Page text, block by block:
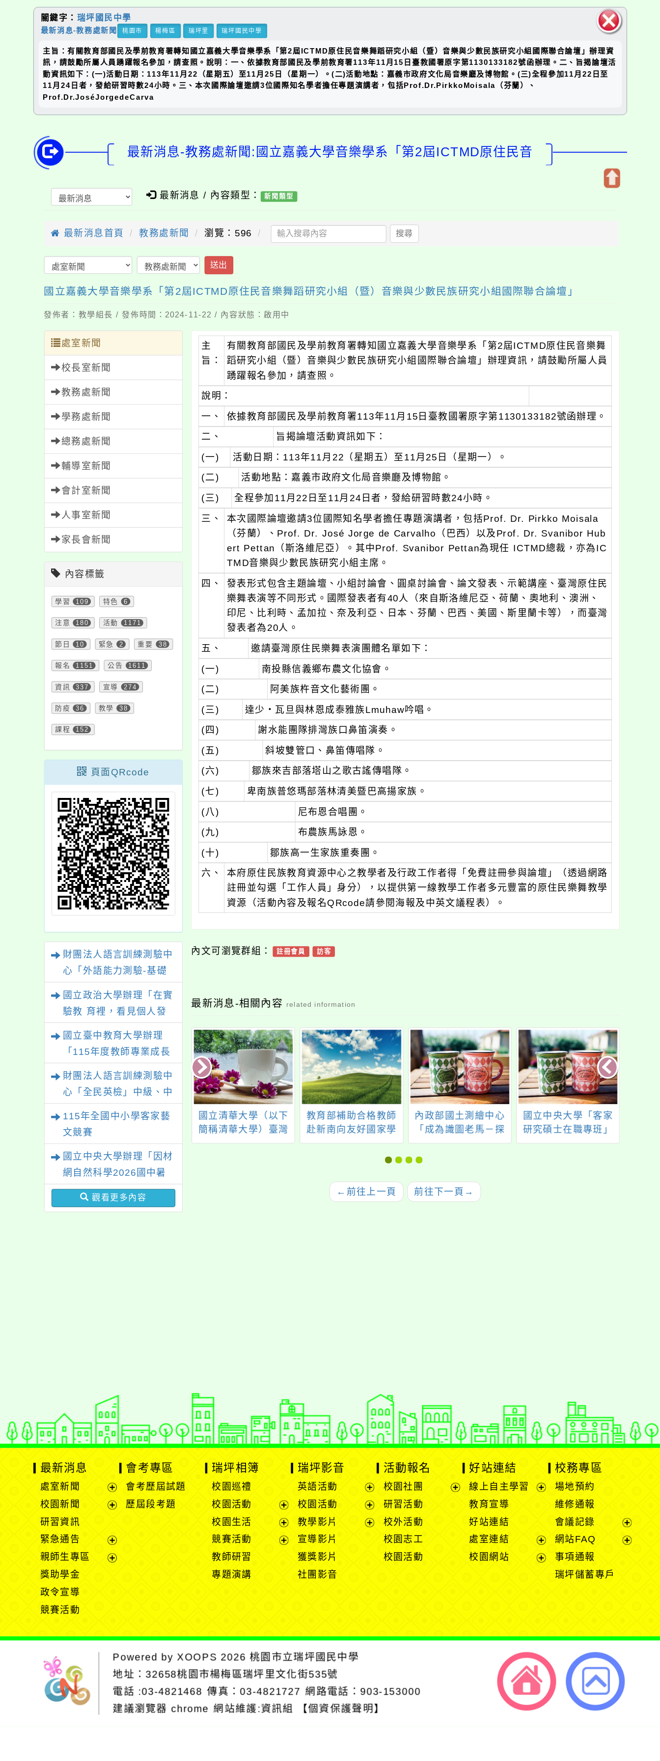
塊
關鍵字： 瑞坪國民中學
最新消息-教務處新聞 桃園市 楊梅區 瑞坪里 瑞坪國民中學
主旨：有關教育部國民及學前教育署轉知國立嘉義大學音樂學系「第2屆ICTMD原住民音樂舞蹈研究小組（暨）音樂與少數民族研究小組國際聯合論壇」辦理資
訊，請鼓勵所屬人員踴躍報名參加，請查照。說明：一、依據教育部國民及學前教育署113年11月15日臺教國署原字第1130133182號函辦理。二、旨揭論壇活
動資訊如下：(一)活動日期：113年11月22（星期五）至11月25日（星期一）。(二)活動地點：嘉義市政府文化局音樂廳及博物館。(三)全程參加11月22日至
11月24日者，發給研習時數24小時。三、本次國際論壇邀請3位國際知名學者擔任專題演講者，包括Prof.Dr.PirkkoMoisala（芬蘭）、
Prof.Dr.JoséJorgedeCarva
最新消息-教務處新聞:國立嘉義大學音樂學系「第2屆ICTMD原住民音
最新消息 / 內容類型： 新聞類型
最新消息首頁 教務處新聞 瀏覽：596 搜尋
送出
國立嘉義大學音樂學系「第2屆ICTMD原住民音樂舞蹈研究小組（暨）音樂與少數民族研究小組國際聯合論壇」
發佈者：教學組長 / 發佈時間：2024-11-22 / 內容狀態：啟用中
處室新聞
校長室新聞
教務處新聞
學務處新聞
總務處新聞
輔導室新聞
會計室新聞
人事室新聞
家長會新聞
內容標籤
學習 109 特色 6
注意 180 活動 1171
節日 10 緊急 2 重要 38
報名 1151 公告 1611
資訊 337 宣導 274
防疫 36 教學 38
課程 152
頁面QRcode
財團法人語言訓練測驗中
心「外語能力測驗-基礎
國立政治大學辦理「在實
驗教 育裡，看見個人發
國立臺中教育大學辦理
「115年度教師專業成長
財團法人語言訓練測驗中
心「全民英檢」中級、中
115年全國中小學客家藝
文競賽
國立中央大學辦理「因材
網自然科學2026國中暑
期課程」
觀看更多內容
主
旨：
有關教育部國民及學前教育署轉知國立嘉義大學音樂學系「第2屆ICTMD原住民音樂舞
蹈研究小組（暨）音樂與少數民族研究小組國際聯合論壇」辦理資訊，請鼓勵所屬人員
踴躍報名參加，請查照。
說明：
一、
依據教育部國民及學前教育署113年11月15日臺教國署原字第1130133182號函辦理。
二、
旨揭論壇活動資訊如下：
(一)
活動日期：113年11月22（星期五）至11月25日（星期一）。
(二)
活動地點：嘉義市政府文化局音樂廳及博物館。
(三)
全程參加11月22日至11月24日者，發給研習時數24小時。
三、
本次國際論壇邀請3位國際知名學者擔任專題演講者，包括Prof. Dr. Pirkko Moisala
（芬蘭）、Prof. Dr. José Jorge de Carvalho（巴西）以及Prof. Dr. Svanibor Hub
ert Pettan（斯洛維尼亞）。其中Prof. Svanibor Pettan為現任 ICTMD總裁，亦為IC
TMD音樂與少數民族研究小組主席。
四、 發表形式包含主題論壇、小組討論會、圓桌討論會、論文發表、示範講座、臺灣原住民
樂舞表演等不同形式。國際發表者有40人（來自斯洛維尼亞、荷蘭、奧地利、澳洲、
印尼、比利時、孟加拉、奈及利亞、日本、芬蘭、巴西、美國、斯里蘭卡等），而臺灣
發表者為20人。
五、
邀請臺灣原住民樂舞表演團體名單如下：
(一)
南投縣信義鄉布農文化協會。
(二) 阿美族杵音文化藝術團。
(三) 達少‧瓦旦與林恩成泰雅族Lmuhaw吟唱。
(四)
謝水能團隊排灣族口鼻笛演奏。
(五)
斜坡雙管口、鼻笛傳唱隊。
(六)
鄒族來吉部落塔山之歌古謠傳唱隊。
(七) 卑南族普悠瑪部落林清美暨巴高揚家族。
(八) 尼布恩合唱團。
(九)
布農族馬詠恩。
(十)
鄒族高一生家族重奏團。
六、
本府原住民族教育資源中心之教學者及行政工作者得「免費註冊參與論壇」（透過網路
註冊並勾選「工作人員」身分），以提供第一線教學工作者多元豐富的原住民樂舞教學
資源（活動內容及報名QRcode請參閱海報及中英文議程表）。
內文可瀏覽群組： 註冊會員 訪客
最新消息-相關內容 related information
度「木藝教育暑
系列課程II-木
師增能研習」
國立臺灣工藝研究發
展中心辦理「114年工
藝校園扎根教案分享
講座」及「鳩尾榫椅
凳組工作坊」
國立清華大學（以下
簡稱清華大學）臺灣
語言研究與教學研究
教育部補助合格教師
赴新南向友好國家學
校任教計畫113學年度
泰北地區學校第1次教
內政部國土測繪中心
「成為識圖老馬－探
索國土測繪圖資」兒
童版宣導摺頁電子檔
國立中央大學「客家
研究碩士在職專班」
114學年度招生
← 前往上一頁 前往下一頁 →
網站設計：Neil網站設計工坊
Xoops網站設計者：
最新消息
處室新聞
展
開
單
校園新聞
選
單
研習資訊
緊急通告
展
親師生專區
獎助學金
政令宣導
競賽活動
會考專區
會考歷屆試題
歷屆段考題
瑞坪相簿
校園巡禮
校園活動
展
選
校園生活
展
競賽活動
教師研習
專題演講
瑞坪影音
英語活動
展
開
選
校園活動
展
開
教學影片
宣導影片
獲獎影片
社團影音
活動報名
校園社團
研習活動
校外活動
校園志工
校園活動
好站連結
線上自主學習
單
教育宣導
好站連結
處室連結
展
校園網站
校務專區
場地預約
維修通報
會議記錄
展
網站FAQ
事項通報
瑞坪儲蓄專戶
Powered by XOOPS 2026 桃園市立瑞坪國民中學
地址： 32658桃園市楊梅區瑞坪里文化街535號
電話 :03-4821468 傳真：03-4821727 網路電話：903-153000
建議瀏覽器 chrome 網站維護:資訊組 【個資保護聲明】